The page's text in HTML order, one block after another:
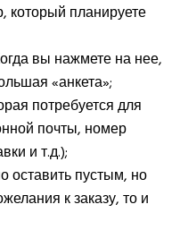
который планируете
вы нажмете на нее,
«анкета»;
потребуется для
почты, номер
и т.д.);
оставить пустым, но
к заказу, то и